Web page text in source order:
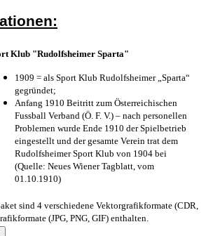
Klub "Rudolfsheimer Sparta"
1909 = als Sport Klub Rudolfsheimer „Sparta“
gegründet;
Anfang 1910 Beitritt zum Österreichischen
Fussball Verband (Ö. F. V.) – nach personellen
Problemen wurde Ende 1910 der Spielbetrieb
eingestellt und der gesamte Verein trat dem
Rudolfsheimer Sport Klub von 1904 bei
(Quelle: Neues Wiener Tagblatt, vom
01.10.1910)
sind 4 verschiedene Vektorgrafikformate (CDR,
(JPG, PNG, GIF) enthalten.